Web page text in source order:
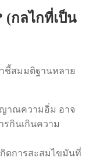
(กลไกที่เป็น
ชี้สมมติฐานหลาย
าณความอิ่ม อาจ
รกินเกินความ
กิดการสะสมไขมันที่